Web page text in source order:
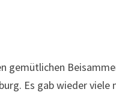
gemütlichen
Es gab wieder viele